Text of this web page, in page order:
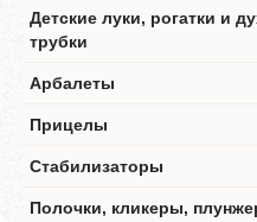
Детские луки, рогатки и
трубки
Арбалеты
Прицелы
Стабилизаторы
Полочки, кликеры,